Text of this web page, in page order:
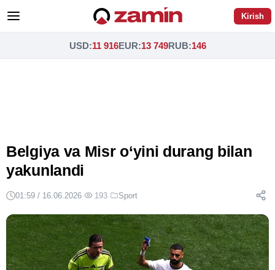
Kirish
USD:11 916EUR:13 749RUB:146
Belgiya va Misr o‘yini durang bilan
yakunlandi
01:59 / 16.06.2026· 193· Sport